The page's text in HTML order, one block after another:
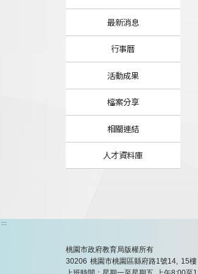
最新消息
行事曆
活動成果
檔案分享
相關連結
人才資料庫
:::
桃園市政府教育局版權所有
30206 桃園市桃園區縣府路1號14, 15樓